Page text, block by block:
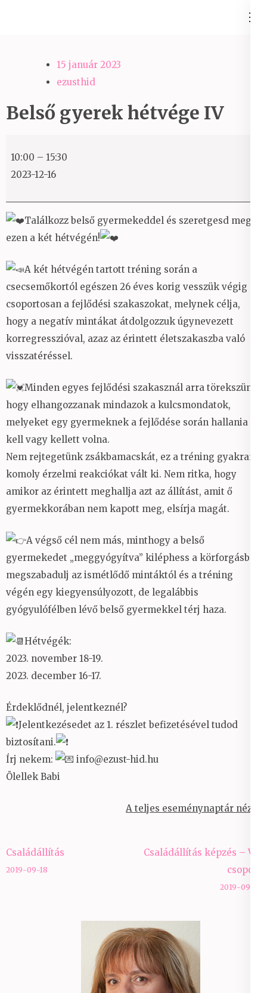
15 január 2023
ezusthid
Belső gyerek hétvége IV
gyerek
hétvége
10:00 – 15:30
2023-12-16
Találkozz belső gyermekeddel és szeretgesd meg
ezen a két hétvégén!
A két hétvégén tartott tréning során a
csecsemőkortól egészen 26 éves korig vesszük végig
csoportosan a fejlődési szakaszokat, melynek célja,
hogy a negatív mintákat átdolgozzuk úgynevezett
korregresszióval, azaz az érintett életszakaszba való
visszatéréssel.
Minden egyes fejlődési szakasznál arra törekszünk,
hogy elhangozzanak mindazok a kulcsmondatok,
melyeket egy gyermeknek a fejlődése során hallania
kell vagy kellett volna.
Nem rejtegetünk zsákbamacskát, ez a tréning gyakran
komoly érzelmi reakciókat vált ki. Nem ritka, hogy
amikor az érintett meghallja azt az állítást, amit ő
gyermekkorában nem kapott meg, elsírja magát.
A végső cél nem más, minthogy a belső
gyermekedet „meggyógyítva” kiléphess a körforgásból,
megszabadulj az ismétlődő mintáktól és a tréning
végén egy kiegyensúlyozott, de legalábbis
gyógyulófélben lévő belső gyermekkel térj haza.
Hétvégék:
2023. november 18-19.
2023. december 16-17.
Érdeklődnél, jelentkeznél?
Jelentkezésedet az 1. részlet befizetésével tudod
biztosítani.
Írj nekem:
info@ezust-hid.hu
Ölellek Babi
A teljes eseménynaptár nézet
Bejegyzés
navigáció
Családállítás
2019-09-18
Családállítás képzés – VII
csoport
2019-09-21